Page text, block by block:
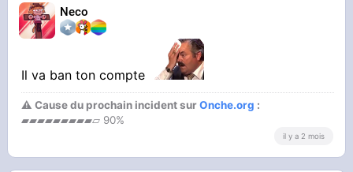
Neco
Il va ban ton compte
⚠ Cause du prochain incident surOnche.org :
▰▰▰▰▰▰▰▰▰▱ 90%
il y a 2 mois